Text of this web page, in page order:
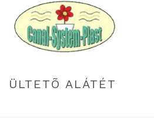
ÜLTETÕ ALÁTÉT